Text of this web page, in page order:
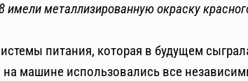
металлизированную окраску
питания, которая в будущем
машине использовались все